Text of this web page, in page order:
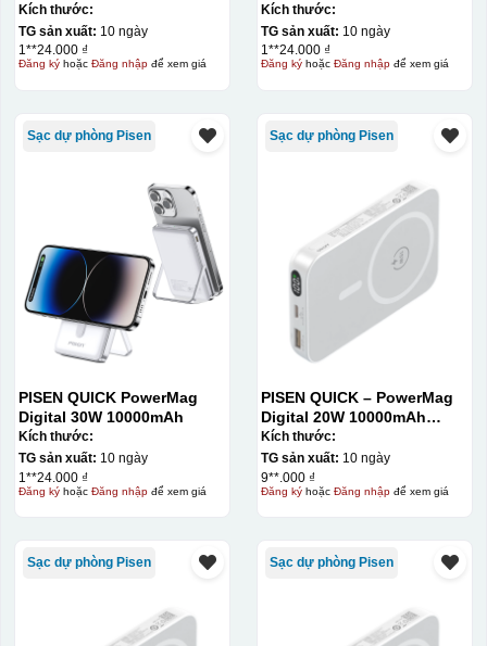
Kích thước:
TG sản xuất: 10 ngày
1**24.000 ₫
Đăng kýhoặc Đăng nhậpđể xem giá
Kích thước:
TG sản xuất: 10 ngày
1**24.000 ₫
Đăng kýhoặc Đăng nhậpđể xem giá
Sạc dự phòng Pisen
PISEN QUICK PowerMag
Digital 30W 10000mAh
Kích thước:
TG sản xuất: 10 ngày
1**24.000 ₫
Đăng kýhoặc Đăng nhậpđể xem giá
Sạc dự phòng Pisen
PISEN QUICK – PowerMag
Digital 20W 10000mAh
Power bank. White: 200pcs;
Blue: 200pcs
Kích thước:
TG sản xuất: 10 ngày
9**.000 ₫
Đăng kýhoặc Đăng nhậpđể xem giá
Sạc dự phòng Pisen Sạc dự phòng Pisen